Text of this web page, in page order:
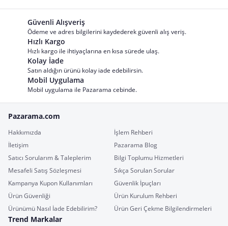
Güvenli Alışveriş
Ödeme ve adres bilgilerini kaydederek güvenli alış veriş.
Hızlı Kargo
Hızlı kargo ile ihtiyaçlarına en kısa sürede ulaş.
Kolay İade
Satın aldığın ürünü kolay iade edebilirsin.
Mobil Uygulama
Mobil uygulama ile Pazarama cebinde.
Pazarama.com
Hakkımızda
İşlem Rehberi
İletişim
Pazarama Blog
Satıcı Sorularım & Taleplerim
Bilgi Toplumu Hizmetleri
Mesafeli Satış Sözleşmesi
Sıkça Sorulan Sorular
Kampanya Kupon Kullanımları
Güvenlik İpuçları
Ürün Güvenliği
Ürün Kurulum Rehberi
Ürünümü Nasıl İade Edebilirim?
Ürün Geri Çekme Bilgilendirmeleri
Trend Markalar